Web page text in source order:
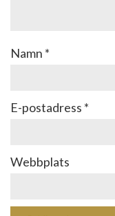
Namn *
E-postadress *
Webbplats